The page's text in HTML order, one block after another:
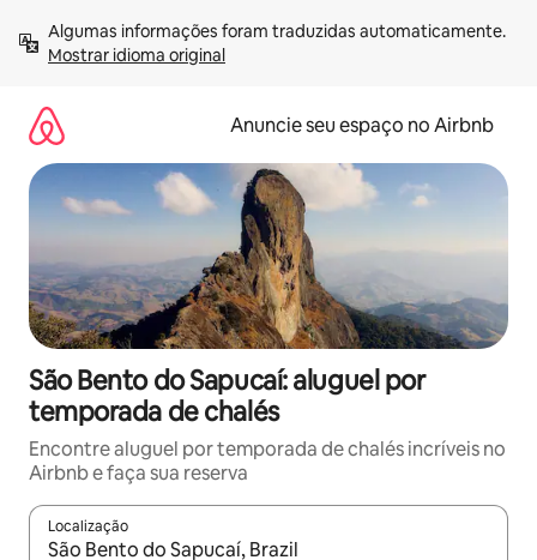
para
Mostrar idioma original
Anuncie seu espaço no Airbnb
São Bento do Sapucaí: aluguel por
temporada de chalés
Encontre aluguel por temporada de chalés incríveis no
Airbnb e faça sua reserva
Localização
Quando os resultados estiverem disponíveis, explore-os